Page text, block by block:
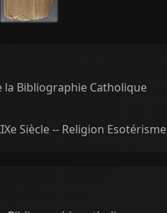
la Bibliographie Catholique
Siècle -- Religion Esotérisme